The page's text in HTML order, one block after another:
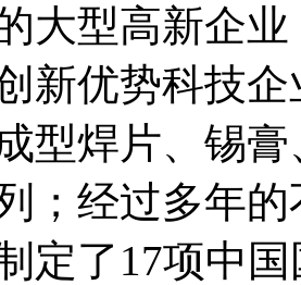
大型高新企
新优势科技
型焊片、锡
；经过多年
定了17项中